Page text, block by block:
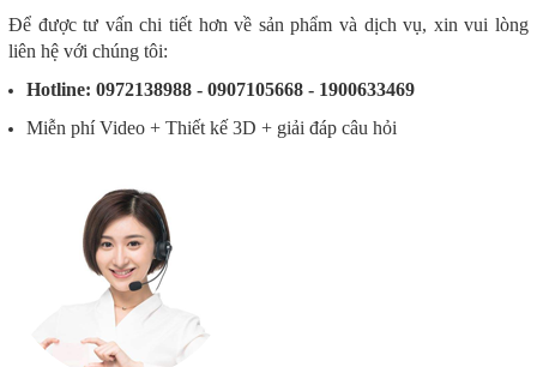
Để được tư vấn chi tiết hơn về sản phẩm và dịch vụ, xin vui lòng
liên hệ với chúng tôi:
Hotline: 0972138988 - 0907105668 - 1900633469
Miễn phí Video + Thiết kế 3D + giải đáp câu hỏi